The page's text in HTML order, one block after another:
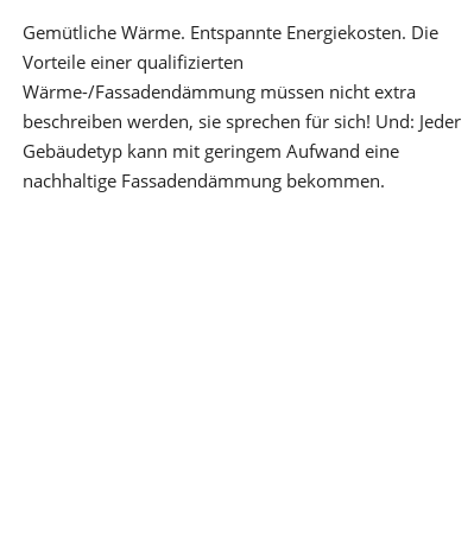
Gemütliche Wärme. Entspannte Energiekosten. Die
Vorteile einer qualifizierten
Wärme-/Fassadendämmung müssen nicht extra
beschreiben werden, sie sprechen für sich! Und: Jeder
Gebäudetyp kann mit geringem Aufwand eine
nachhaltige Fassadendämmung bekommen.